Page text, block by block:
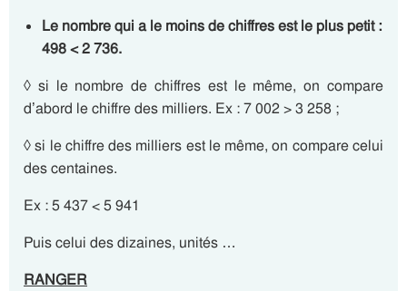
Le nombre qui a le moins de chiffres est le plus petit :
498 < 2 736.
◊ si le nombre de chiffres est le même, on compare
d’abord le chiffre des milliers. Ex : 7 002 > 3 258 ;
◊ si le chiffre des milliers est le même, on compare celui
des centaines.
Ex : 5 437 < 5 941
Puis celui des dizaines, unités …
RANGER